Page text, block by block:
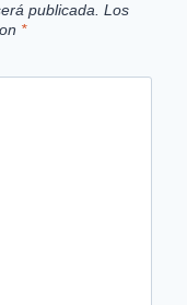
publicada. Los
*